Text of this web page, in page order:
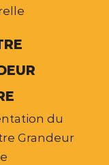
du
Grandeur